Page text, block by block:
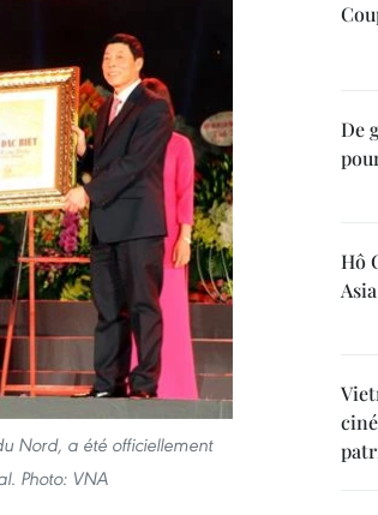
Nord, a été officiellement
Photo: VNA
De
Hô